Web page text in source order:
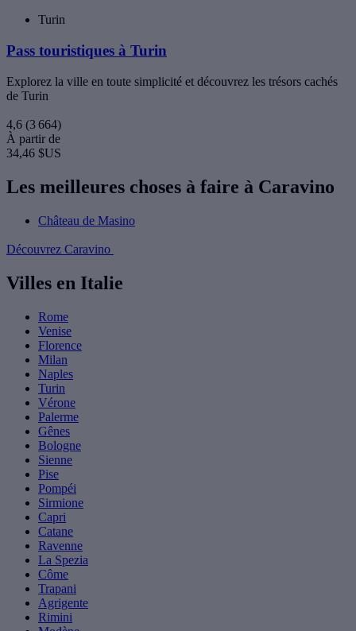
Turin
Pass touristiques à Turin
Explorez la ville en toute simplicité et découvrez les trésors cachés
de Turin
4,6 (3 664)
À partir de
34,46 $US
Les meilleures choses à faire à Caravino
Château de Masino
Découvrez Caravino
Villes en Italie
Rome
Venise
Florence
Milan
Naples
Turin
Vérone
Palerme
Gênes
Bologne
Sienne
Pise
Pompéi
Sirmione
Capri
Catane
Ravenne
La Spezia
Côme
Trapani
Agrigente
Rimini